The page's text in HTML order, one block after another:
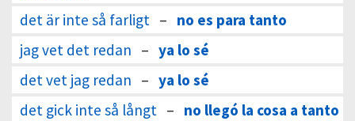
det är inte så farligt – no es para tanto
jag vet det redan – ya lo sé
det vet jag redan – ya lo sé
det gick inte så långt – no llegó la cosa a tanto